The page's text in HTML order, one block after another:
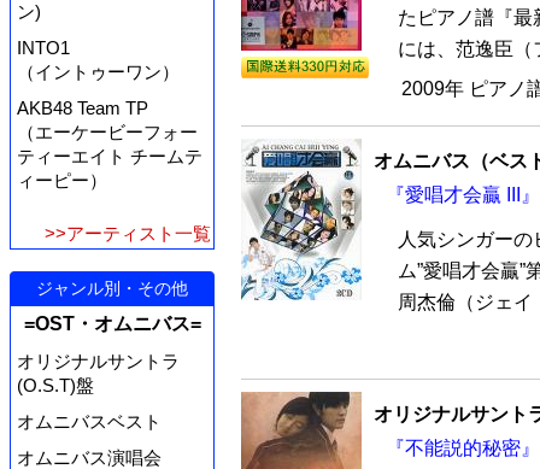
ン)
INTO1
（イントゥーワン）
AKB48 Team TP
（エーケービーフォー
ティーエイト チームテ
ィーピー）
>>アーティスト一覧
ジャンル別・その他
=OST・オムニバス=
オリジナルサントラ
(O.S.T)盤
オムニバスベスト
オムニバス演唱会
たピアノ譜『最
には、范逸臣（
2009年 ピアノ
オムニバス（ベス
『愛唱才会贏 III
人気シンガー
ム”愛唱才会贏
周杰倫（ジェイ
オリジナルサント
『不能説的秘密